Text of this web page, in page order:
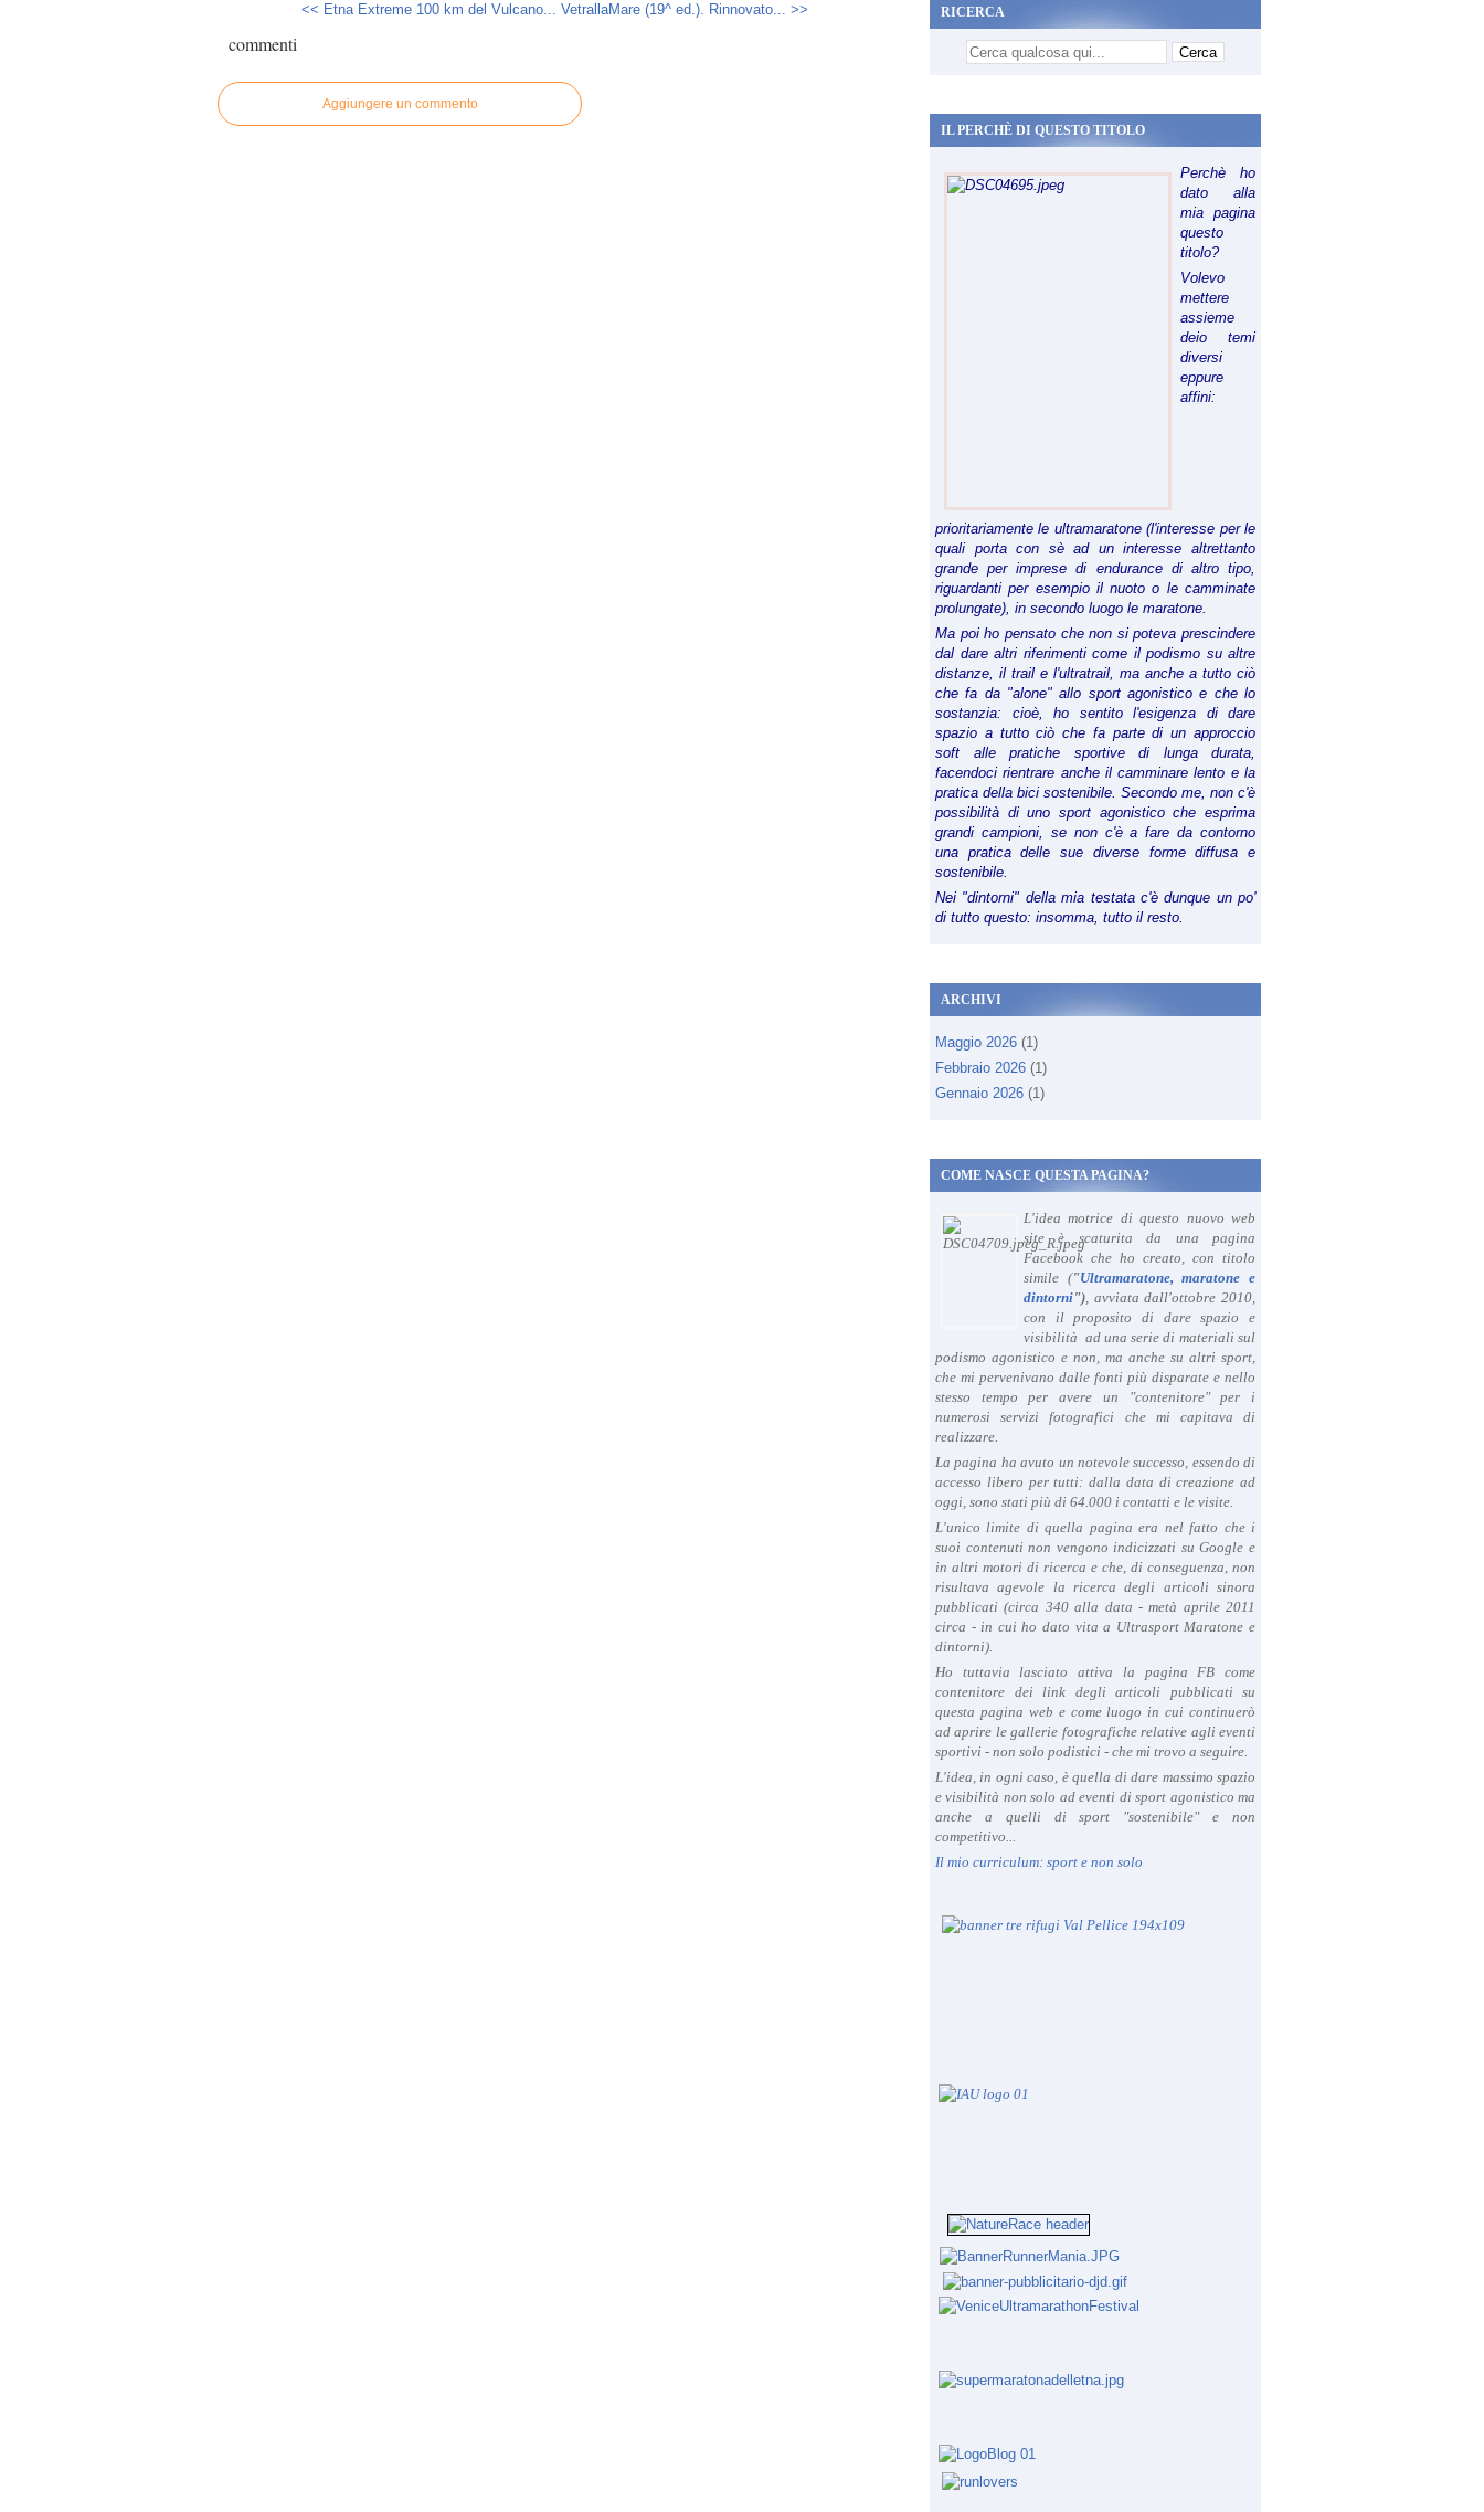
<< Etna Extreme 100 km del Vulcano... VetrallaMare (19^ ed.). Rinnovato... >>
commenti
Aggiungere un commento
RICERCA
IL PERCHÈ DI QUESTO TITOLO
Perchè ho
dato alla
mia pagina
questo
titolo?
Volevo
mettere
assieme
deio temi
diversi
eppure
affini:
prioritariamente le ultramaratone (l'interesse per le
quali porta con sè ad un interesse altrettanto
grande per imprese di endurance di altro tipo,
riguardanti per esempio il nuoto o le camminate
prolungate), in secondo luogo le maratone.
Ma poi ho pensato che non si poteva prescindere
dal dare altri riferimenti come il podismo su altre
distanze, il trail e l'ultratrail, ma anche a tutto ciò
che fa da "alone" allo sport agonistico e che lo
sostanzia: cioè, ho sentito l'esigenza di dare
spazio a tutto ciò che fa parte di un approccio
soft alle pratiche sportive di lunga durata,
facendoci rientrare anche il camminare lento e la
pratica della bici sostenibile. Secondo me, non c'è
possibilità di uno sport agonistico che esprima
grandi campioni, se non c'è a fare da contorno
una pratica delle sue diverse forme diffusa e
sostenibile.
Nei "dintorni" della mia testata c'è dunque un po'
di tutto questo: insomma, tutto il resto.
ARCHIVI
Maggio 2026 (1)
Febbraio 2026 (1)
Gennaio 2026 (1)
COME NASCE QUESTA PAGINA?
L'idea motrice di questo nuovo web
site è scaturita da una pagina
Facebook che ho creato, con titolo
simile ("Ultramaratone, maratone e
dintorni"), avviata dall'ottobre 2010,
con il proposito di dare spazio e
visibilità ad una serie di materiali sul
podismo agonistico e non, ma anche su altri sport,
che mi pervenivano dalle fonti più disparate e nello
stesso tempo per avere un "contenitore" per i
numerosi servizi fotografici che mi capitava di
realizzare.
La pagina ha avuto un notevole successo, essendo di
accesso libero per tutti: dalla data di creazione ad
oggi, sono stati più di 64.000 i contatti e le visite.
L'unico limite di quella pagina era nel fatto che i
suoi contenuti non vengono indicizzati su Google e
in altri motori di ricerca e che, di conseguenza, non
risultava agevole la ricerca degli articoli sinora
pubblicati (circa 340 alla data - metà aprile 2011
circa - in cui ho dato vita a Ultrasport Maratone e
dintorni).
Ho tuttavia lasciato attiva la pagina FB come
contenitore dei link degli articoli pubblicati su
questa pagina web e come luogo in cui continuerò
ad aprire le gallerie fotografiche relative agli eventi
sportivi - non solo podistici - che mi trovo a seguire.
L'idea, in ogni caso, è quella di dare massimo spazio
e visibilità non solo ad eventi di sport agonistico ma
anche a quelli di sport "sostenibile" e non
competitivo...
Il mio curriculum: sport e non solo